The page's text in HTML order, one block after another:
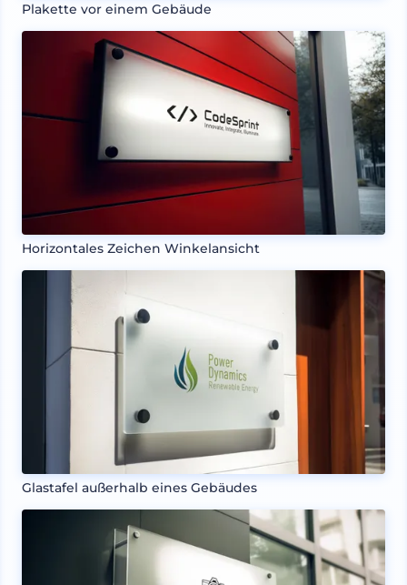
Plakette vor einem Gebäude
Horizontales Zeichen Winkelansicht
Glastafel außerhalb eines Gebäudes